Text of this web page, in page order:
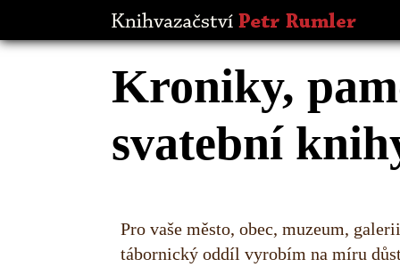
Kroniky,
svatební
Pro vaše město, obec, muzeum,
tábornický oddíl vyrobím na míru